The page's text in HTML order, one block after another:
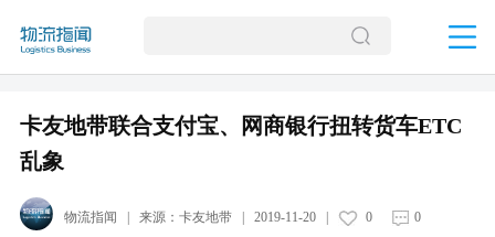
卡友地带联合支付宝、网商银行扭转货车ETC
乱象
物流指闻 | 来源： 卡友地带| 2019-11-20| 0 0